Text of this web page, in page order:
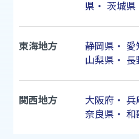
県 ・ 茨城県
東海地方 静岡県 ・ 愛
山梨県 ・ 長
関西地方 大阪府 ・ 兵
奈良県 ・ 和